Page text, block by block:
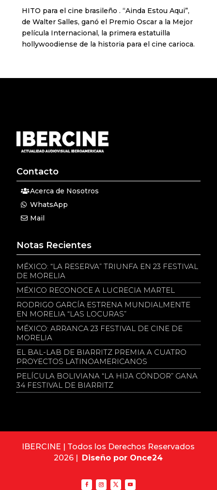
HITO para el cine brasileño . “Ainda Estou Aqui”,
de Walter Salles, ganó el Premio Oscar a la Mejor
película Internacional, la primera estatuilla
hollywoodiense de la historia para el cine carioca.
Contacto
Acerca de Nosotros
WhatsApp
Mail
Notas Recientes
MÉXICO: “LA RESERVA” TRIUNFA EN 23 FESTIVAL
DE MORELIA
MÉXICO RECONOCE A LUCRECIA MARTEL
RODRIGO GARCÍA ESTRENA MUNDIALMENTE
EN MORELIA “LAS LOCURAS”
MÉXICO: ARRANCA 23 FESTIVAL DE CINE DE
MORELIA
EL BAL-LAB DE BIARRITZ PREMIA A CUATRO
PROYECTOS LATINOAMERICANOS
PELÍCULA BOLIVIANA “LA HIJA CÓNDOR” GANA
34 FESTIVAL DE BIARRITZ
IBERCINE | Todos los Derechos Reservados
2026 | Diseño por Once24